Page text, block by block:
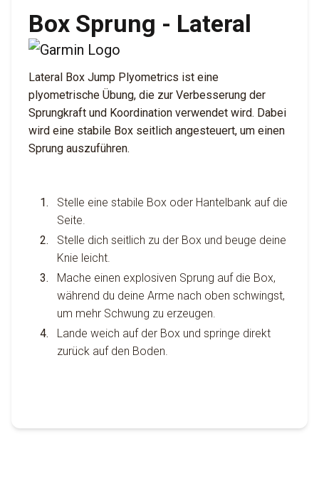
Box Sprung - Lateral
Lateral Box Jump Plyometrics ist eine
plyometrische Übung, die zur Verbesserung der
Sprungkraft und Koordination verwendet wird. Dabei
wird eine stabile Box seitlich angesteuert, um einen
Sprung auszuführen.
Stelle eine stabile Box oder Hantelbank auf die
Seite.
Stelle dich seitlich zu der Box und beuge deine
Knie leicht.
Mache einen explosiven Sprung auf die Box,
während du deine Arme nach oben schwingst,
um mehr Schwung zu erzeugen.
Lande weich auf der Box und springe direkt
zurück auf den Boden.